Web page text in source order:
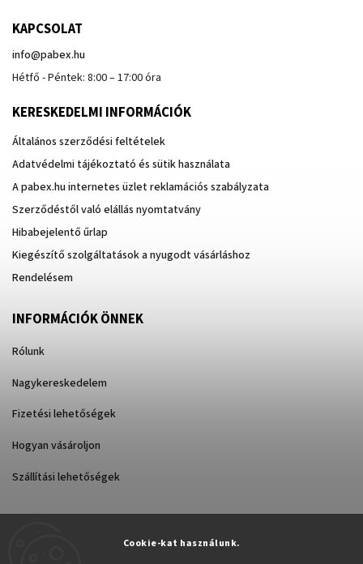
Cookie-kat használunk.
KAPCSOLAT
info@pabex.hu
Hétfő - Péntek: 8:00 – 17:00 óra
KERESKEDELMI INFORMÁCIÓK
Általános szerződési feltételek
Adatvédelmi tájékoztató és sütik használata
A pabex.hu internetes üzlet reklamációs szabályzata
Szerződéstől való elállás nyomtatvány
Hibabejelentő űrlap
Kiegészítő szolgáltatások a nyugodt vásárláshoz
Rendelésem
INFORMÁCIÓK ÖNNEK
Rólunk
Nagykereskedelem
Fizetési lehetőségek
Hogyan vásároljon
Szállítási lehetőségek